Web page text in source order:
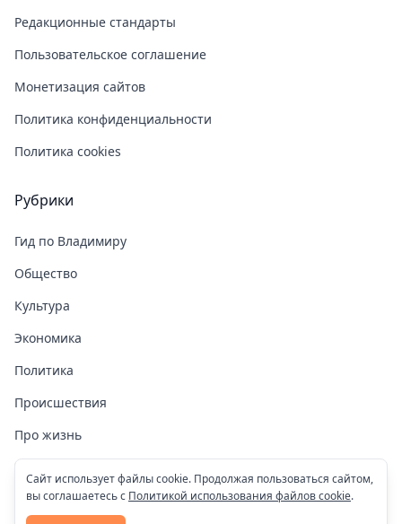
Редакционные стандарты
Пользовательское соглашение
Монетизация сайтов
Политика конфиденциальности
Политика cookies
Рубрики
Гид по Владимиру
Общество
Культура
Экономика
Политика
Происшествия
Про жизнь
Здоровье
COVID-19
Сайт использует файлы cookie. Продолжая пользоваться сайтом,
вы соглашаетесь с Политикой использования файлов cookie.